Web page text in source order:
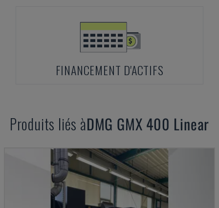
FINANCEMENT D'ACTIFS
Produits liés àDMG GMX 400 Linear